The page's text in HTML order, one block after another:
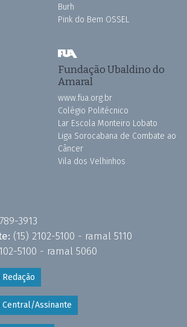
Burh
Pink do Bem OSSEL
Fundação Ubaldino do
Amaral
www.fua.org.br
Colégio Politécnico
Lar Escola Monteiro Lobato
Liga Sorocabana de Combate ao
Câncer
Vila dos Velhinhos
3913
(15) 2102-5100 - ramal 5110
5100 - ramal 5060
Assinante